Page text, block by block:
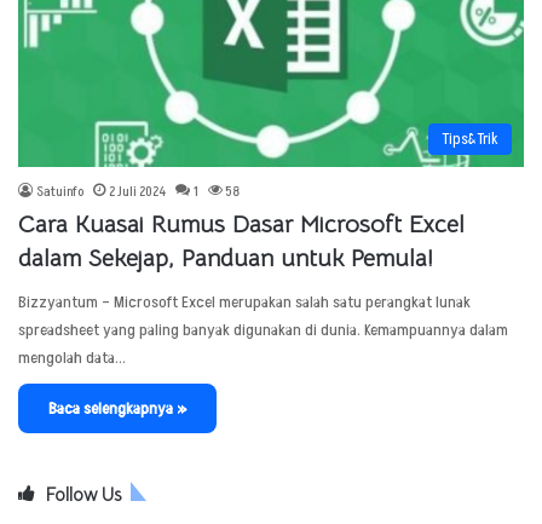
Tips&Trik
Satuinfo 2 Juli 2024 1 58
Cara Kuasai Rumus Dasar Microsoft Excel
dalam Sekejap, Panduan untuk Pemula!
Bizzyantum – Microsoft Excel merupakan salah satu perangkat lunak
spreadsheet yang paling banyak digunakan di dunia. Kemampuannya dalam
mengolah data…
Baca selengkapnya »
Follow Us